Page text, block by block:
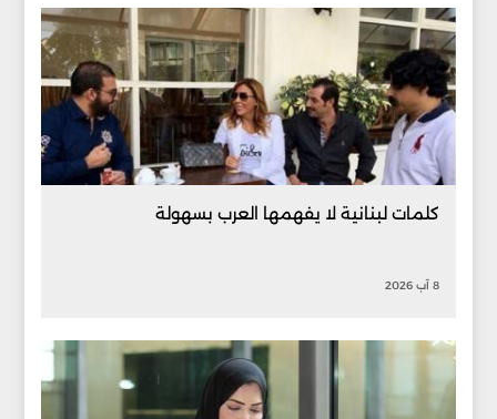
كلمات لبنانية لا يفهمها العرب بسهولة
8 آب 2026